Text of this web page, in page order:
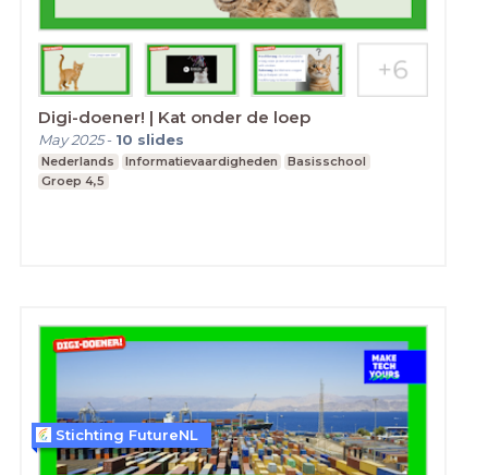
Digi-doener! | Kat onder de loep
May 2025- 10 slides
Nederlands Informatievaardigheden
Basisschool
Groep 4,5
Stichting FutureNL